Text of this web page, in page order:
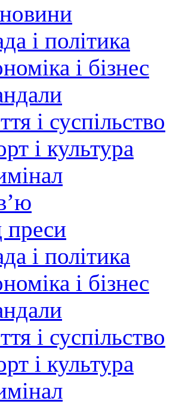
і політика
і бізнес
і суспільство
і культура
преси
і політика
і бізнес
і суспільство
і культура